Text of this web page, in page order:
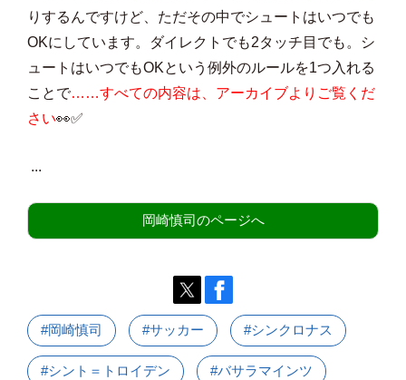
りするんですけど、ただその中でシュートはいつでも
OKにしています。ダイレクトでも2タッチ目でも。シ
ュートはいつでもOKという例外のルールを1つ入れる
ことで……すべての内容は、アーカイブよりご覧くだ
さい👀✅
...
岡崎慎司のページへ
#岡崎慎司 #サッカー #シンクロナス
#シント＝トロイデン #バサラマインツ